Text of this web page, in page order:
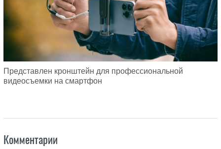
Представлен кронштейн для профессиональной
видеосъемки на смартфон
Комментарии